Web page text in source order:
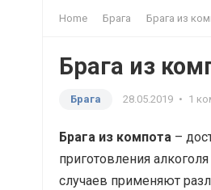
Home Брага Брага из
Брага из
Брага 28.05.2019 • 1
Брага из компота –
приготовления
случаев применяют